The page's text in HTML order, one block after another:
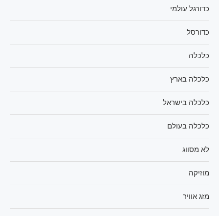
כדורגל עולמי
כדורסל
כלכלה
כלכלה בארץ
כלכלה בישראל
כלכלה בעולם
לא מסווג
מוזיקה
מזג אוויר